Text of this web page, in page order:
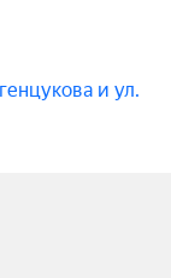
и ул.